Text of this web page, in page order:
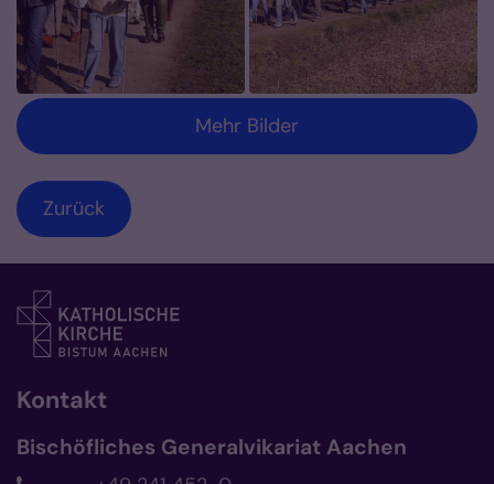
Mehr Bilder
Zurück
Kontakt
Bischöfliches Generalvikariat Aachen